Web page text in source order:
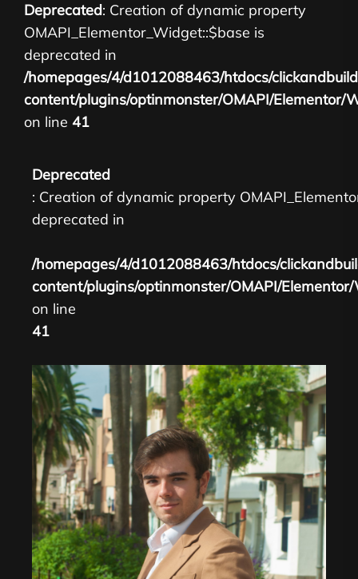
Deprecated: Creation of dynamic property
OMAPI_Elementor_Widget::$base is
deprecated in
/homepages/4/d1012088463/htdocs/
content/plugins/optinmonster/OMAPI/Elementor/
on line 41
Deprecated
: Creation of dynamic property
deprecated in
/homepages/4/d1012088463/htdocs/
content/plugins/optinmonster/OMAPI/
on line
41